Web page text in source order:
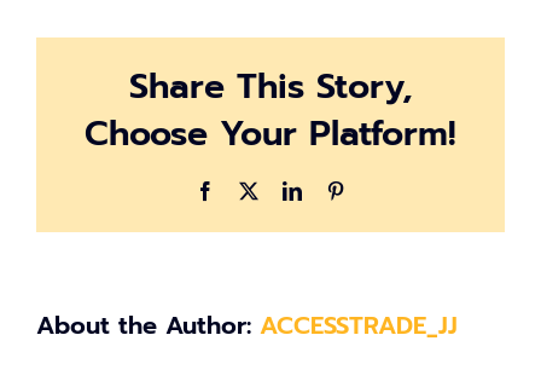
Share This Story,
Choose Your Platform!
Facebook LinkedIn
About the Author: ACCESSTRADE_JJ